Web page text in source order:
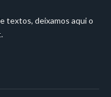
textos, deixamos aqui o
.